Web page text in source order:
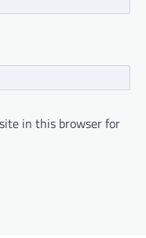
in this browser for